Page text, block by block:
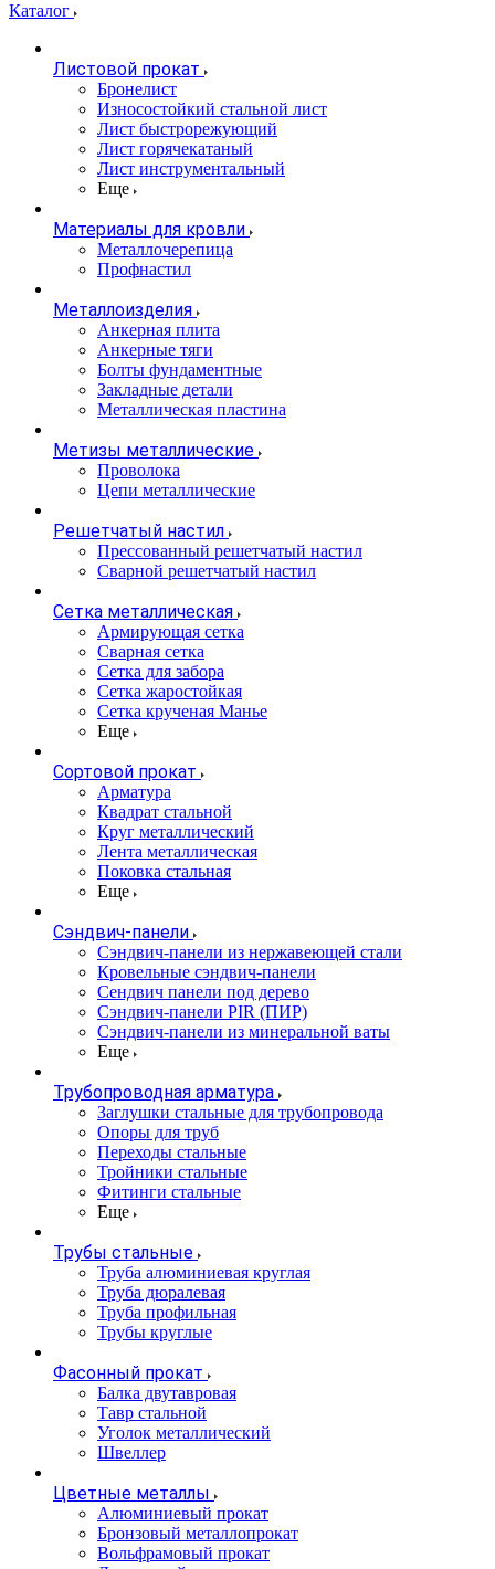
Каталог
Листовой прокат
Бронелист
Износостойкий стальной лист
Лист быстрорежующий
Лист горячекатаный
Лист инструментальный
Еще
Материалы для кровли
Металлочерепица
Профнастил
Металлоизделия
Анкерная плита
Анкерные тяги
Болты фундаментные
Закладные детали
Металлическая пластина
Метизы металлические
Проволока
Цепи металлические
Решетчатый настил
Прессованный решетчатый настил
Сварной решетчатый настил
Сетка металлическая
Армирующая сетка
Сварная сетка
Сетка для забора
Сетка жаростойкая
Сетка крученая Манье
Еще
Сортовой прокат
Арматура
Квадрат стальной
Круг металлический
Лента металлическая
Поковка стальная
Еще
Сэндвич-панели
Cэндвич-панели из нержавеющей стали
Кровельные сэндвич-панели
Сендвич панели под дерево
Сэндвич-панели PIR (ПИР)
Сэндвич-панели из минеральной ваты
Еще
Трубопроводная арматура
Заглушки стальные для трубопровода
Опоры для труб
Переходы стальные
Тройники стальные
Фитинги стальные
Еще
Трубы стальные
Труба алюминиевая круглая
Труба дюралевая
Труба профильная
Трубы круглые
Фасонный прокат
Балка двутавровая
Тавр стальной
Уголок металлический
Швеллер
Цветные металлы
Алюминиевый прокат
Бронзовый металлопрокат
Вольфрамовый прокат